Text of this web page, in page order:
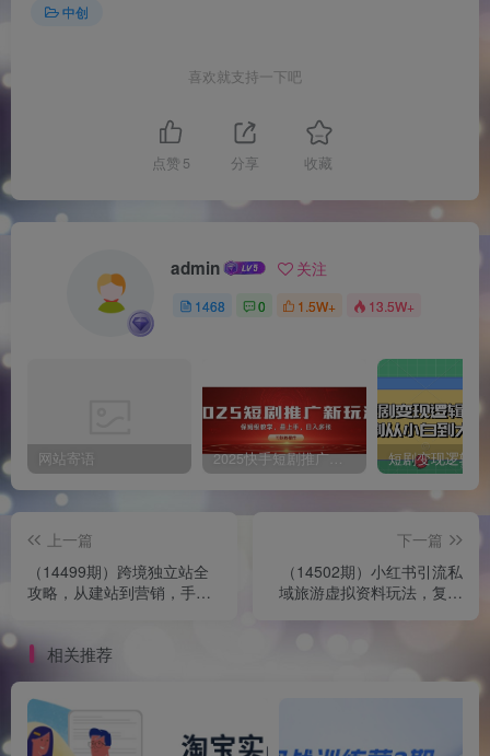
中创
喜欢就支持一下吧
点赞 5 分享 收藏
admin 关注
1468 0 1.5W+ 13.5W+
网站寄语 2025快手短剧推广新玩法，保姆级教学，日入多张，可矩阵操作
上一篇
（14499期）跨境独立站全
攻略，从建站到营销，手把
下一篇
（14502期）小红书引流私
域旅游虚拟资料玩法，复制
相关推荐